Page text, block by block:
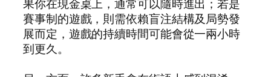
果你在現金桌上，通常可以隨時進出；若是
賽事制的遊戲，則需依賴盲注結構及局勢發
展而定，遊戲的持續時間可能會從一兩小時
到更久。